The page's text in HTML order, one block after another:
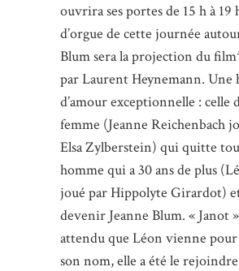
ouvrira ses portes de 15 h à
d’orgue de cette journée
Blum sera la projection du
par Laurent Heynemann. Une
d’amour exceptionnelle : celle
femme (Jeanne Reichenbach
Elsa Zylberstein) qui quitte
homme qui a 30 ans de plus
joué par Hippolyte Girardot)
devenir Jeanne Blum. « Janot »
attendu que Léon vienne
son nom, elle a été le